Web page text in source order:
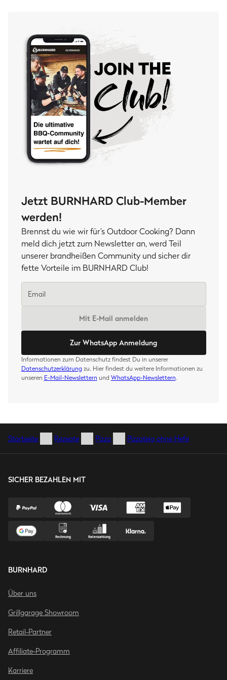
Jetzt BURNHARD Club-Member
werden!
Brennst du wie wir für’s Outdoor Cooking? Dann
meld dich jetzt zum Newsletter an, werd Teil
unserer brandheißen Community und sicher dir
fette Vorteile im BURNHARD Club!
Mit E-Mail anmelden
Zur WhatsApp Anmeldung
Informationen zum Datenschutz findest Du in unserer
Datenschutzerklärung zu. Hier findest du weitere Informationen zu
unseren E-Mail-Newslettern und WhatsApp-Newslettern.
Startseite Rezepte Pizza Pizzateig ohne Hefe
SICHER BEZAHLEN MIT
BURNHARD
Über uns
Grillgarage Showroom
Retail-Partner
Affiliate-Programm
Karriere